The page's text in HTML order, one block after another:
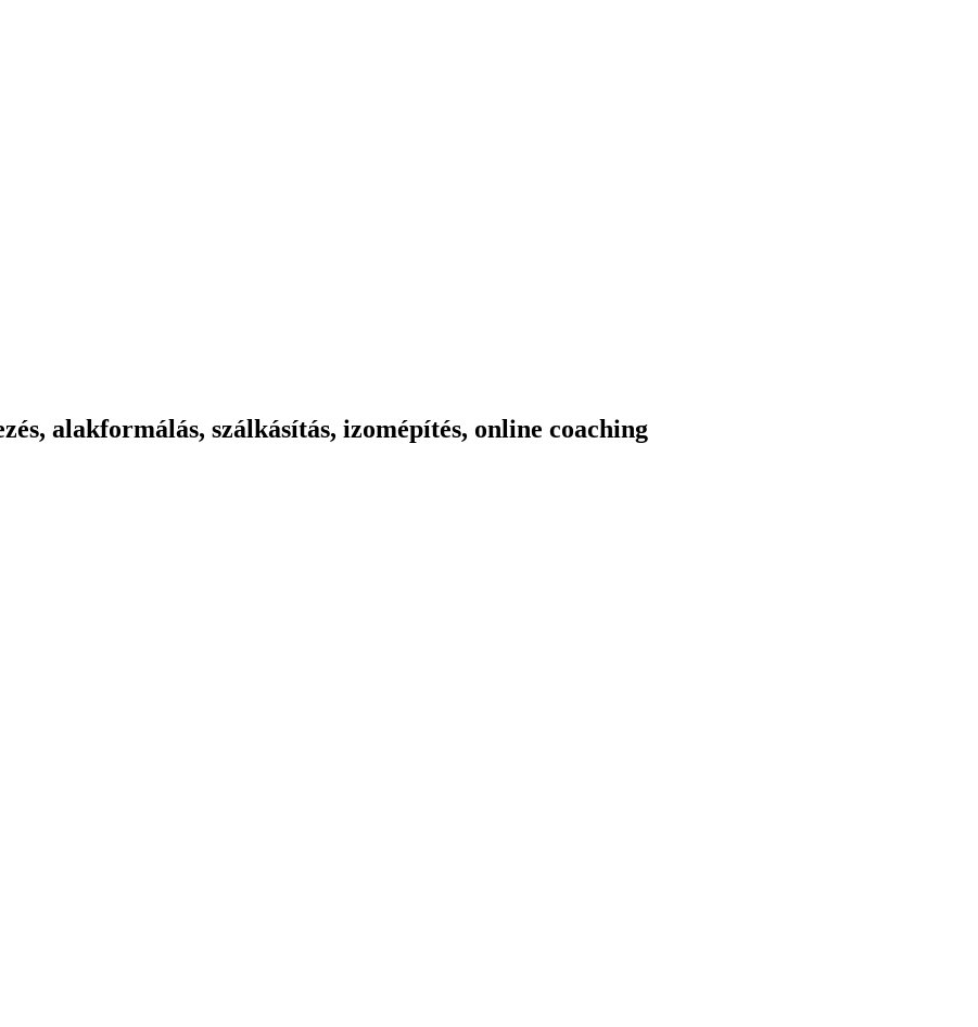
alakformálás, szálkásítás, izomépítés, online coaching